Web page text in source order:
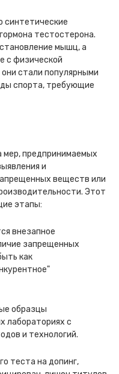
синтетические
тестостерона.
мышц, а
с физической
стали популярными
спорта, требующие
мер, предпринимаемых
и
веществ или
Этот
этапы:
внезапное
запрещенных
как
образцы
лабораториях с
и технологий.
теста на допинг,